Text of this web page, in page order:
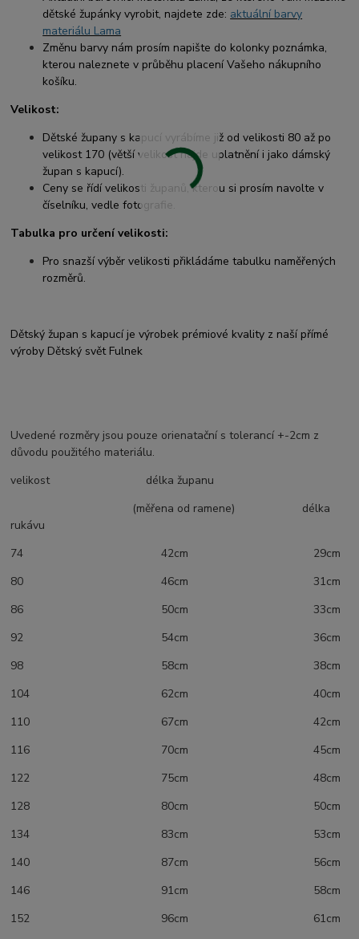
dětské župánky vyrobit, najdete zde: aktuální barvy
materiálu Lama
Změnu barvy nám prosím napište do kolonky poznámka,
kterou naleznete v průběhu placení Vašeho nákupního
košíku.
Velikost:
Dětské župany s kapucí vyrábíme již od velikosti 80 až po
velikost 170 (větší velikost najde uplatnění i jako dámský
župan s kapucí).
Ceny se řídí velikosti županů, kterou si prosím navolte v
číselníku, vedle fotografie.
Tabulka pro určení velikosti:
Pro snazší výběr velikosti přikládáme tabulku naměřených
rozměrů.
Dětský župan s kapucí je výrobek prémiové kvality z naší přímé
výroby Dětský svět Fulnek
Uvedené rozměry jsou pouze orienatační s tolerancí +-2cm z
důvodu použitého materiálu.
velikost délka županu
(měřena od ramene) délka
rukávu
74 42cm 29cm
80 46cm 31cm
86 50cm 33cm
92 54cm 36cm
98 58cm 38cm
104 62cm 40cm
110 67cm 42cm
116 70cm 45cm
122 75cm 48cm
128 80cm 50cm
134 83cm 53cm
140 87cm 56cm
146 91cm 58cm
152 96cm 61cm